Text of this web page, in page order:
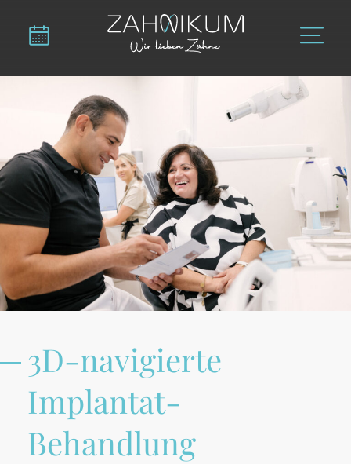
3D-navigierte
Implantat-
Behandlung